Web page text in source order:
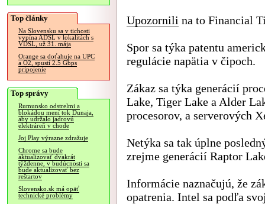
Top články
Na Slovensku sa v tichosti
vypína ADSL v lokalitách s
VDSL, už 31. mája
Orange sa doťahuje na UPC
a O2, spustí 2.5 Gbps
pripojenie
Top správy
Rumunsko odstrelmi a
blokádou mení tok Dunaja,
aby udržalo jadrovú
elektráreň v chode
Joj Play výrazne zdražuje
Chrome sa bude
aktualizovať dvakrát
týždenne, v budúcnosti sa
bude aktualizovať bez
reštartov
Slovensko.sk má opäť
technické problémy
Upozornili na to Financial
Spor sa týka patentu
regulácie napätia v čipoch.
Zákaz sa týka generácií
Lake, Tiger Lake a Alder
procesorov, a serverových
Netýka sa tak úplne
zrejme generácií Raptor
Informácie naznačujú, že
opatrenia. Intel sa podľa